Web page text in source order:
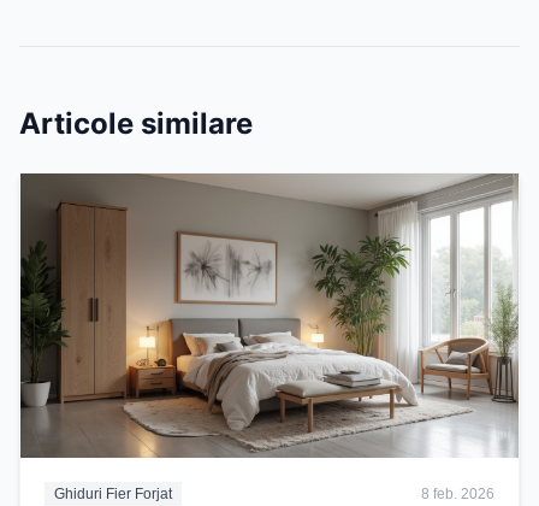
Articole similare
Ghiduri Fier Forjat 8 feb. 2026